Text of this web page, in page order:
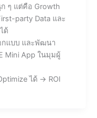
ๆ แต่คือ Growth
party Data และ
ด้
กแบบ และพัฒนา
Mini App ในมุมผู้
ได้ → ROI